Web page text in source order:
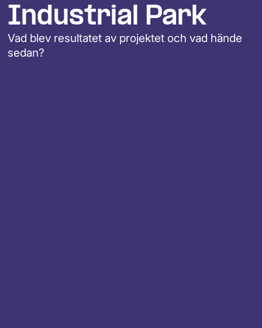
Industrial Park
Vad blev resultatet av projektet och vad hände
sedan?